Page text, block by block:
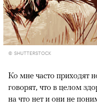
© SHUTTERSTOCK
Ко мне часто приходят
говорят, что в целом
на что нет и они не